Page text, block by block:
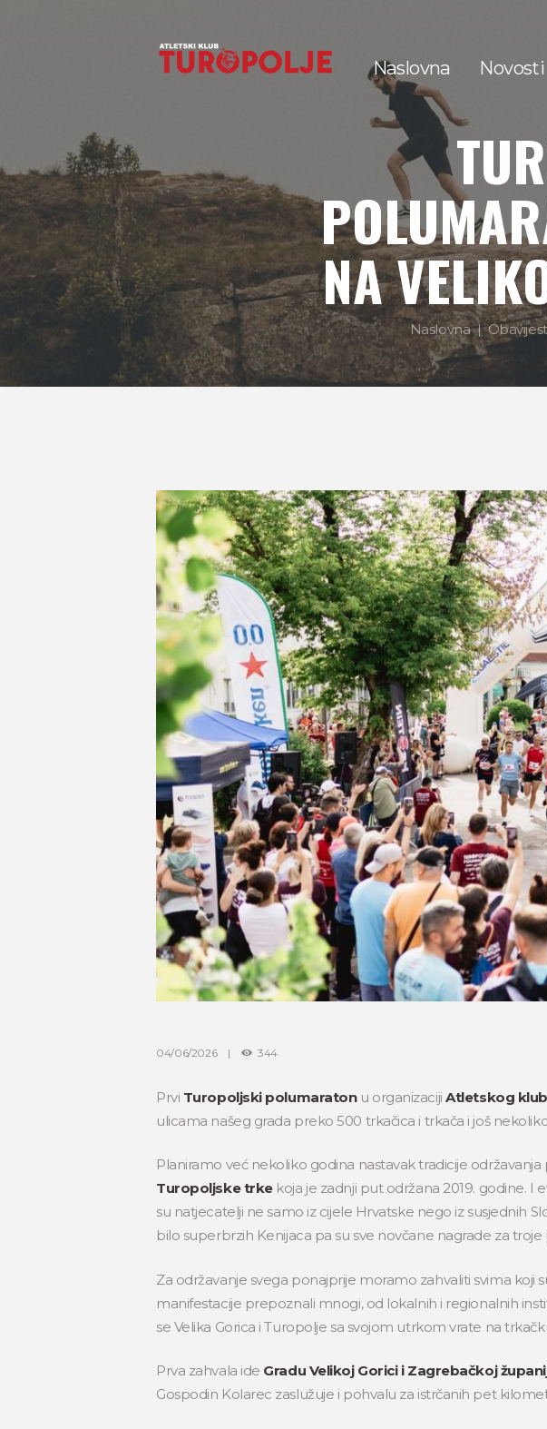
Naslovna Novosti
NA
Naslovna
04/06/2026 344
Prvi Turopoljski polumaratonu organizacijiAtletskog
ulicama našeg grada preko 500 trkačica i trkača i još
Planiramo već nekoliko godina nastavak tradicije
Turopoljske trkekoja je zadnji put održana 2019. godine. I
su natjecatelji ne samo iz cijele Hrvatske nego iz susjednih
bilo superbrzih Kenijaca pa su sve novčane nagrade za
Za održavanje svega ponajprije moramo zahvaliti svima koji
manifestacije prepoznali mnogi, od lokalnih i regionalnih
se Velika Gorica i Turopolje sa svojom utrkom vrate na
Prva zahvala ide Gradu Velikoj Gorici i Zagrebačkoj
Gospodin Kolarec zaslužuje i pohvalu za istrčanih pet